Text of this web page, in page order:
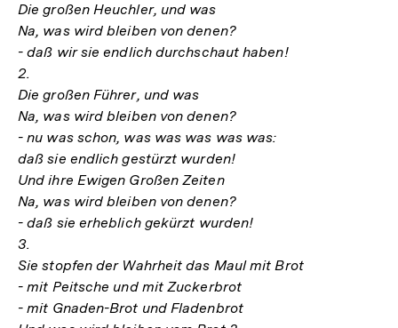
Die großen Heuchler, und was
Na, was wird bleiben von denen?
- daß wir sie endlich durchschaut haben!
2.
Die großen Führer, und was
Na, was wird bleiben von denen?
- nu was schon, was was was was was:
daß sie endlich gestürzt wurden!
Und ihre Ewigen Großen Zeiten
Na, was wird bleiben von denen?
- daß sie erheblich gekürzt wurden!
3.
Sie stopfen der Wahrheit das Maul mit Brot
- mit Peitsche und mit Zuckerbrot
- mit Gnaden-Brot und Fladenbrot